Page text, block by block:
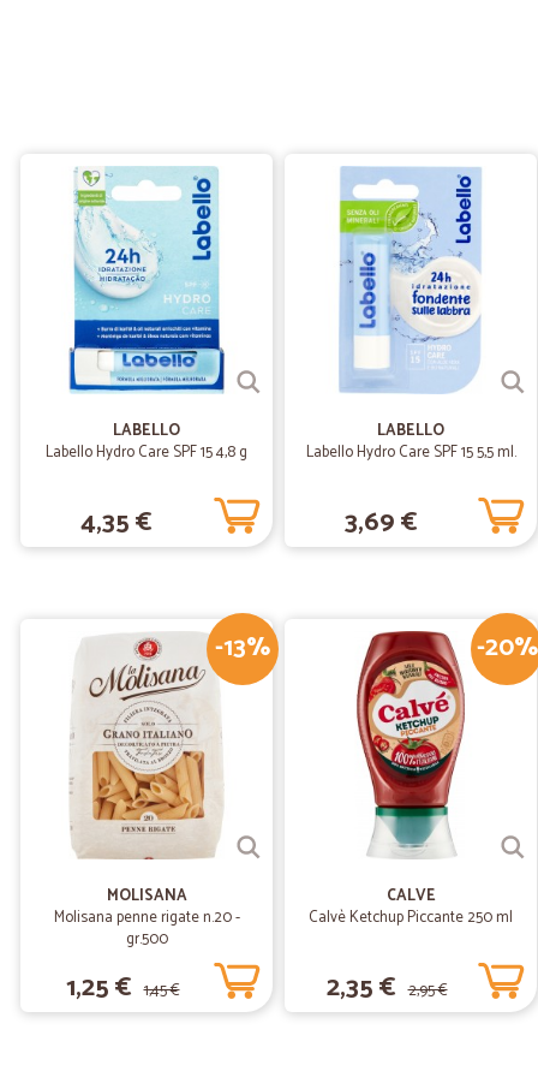
LABELLO
Labello Hydro Care SPF 15 4,8 g
4,35 €
LABELLO
Labello Hydro Care SPF 15 5,5 ml.
3,69 €
-13%
MOLISANA
Molisana penne rigate n.20 -
gr.500
1,25 € 1,45 €
-20%
CALVE
Calvè Ketchup Piccante 250 ml
2,35 € 2,95 €